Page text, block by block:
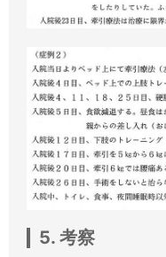
5. 考察